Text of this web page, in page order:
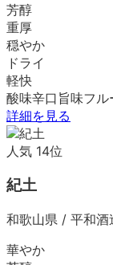
芳醇
重厚
穏やか
ドライ
軽快
酸味辛口 旨味フル
詳細を見る
人気 14位
紀土
和歌山県 / 平和酒
華やか